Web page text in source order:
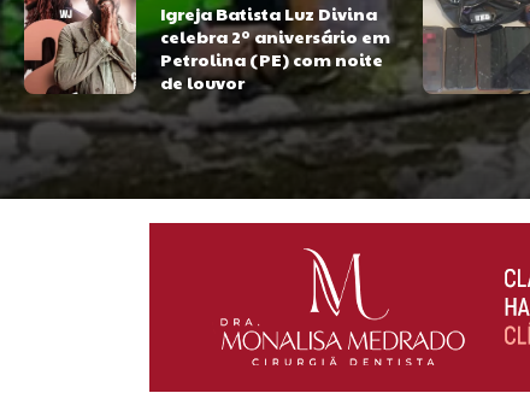
Igreja Batista Luz Divina
celebra 2º aniversário em
Petrolina (PE) com noite
de louvor